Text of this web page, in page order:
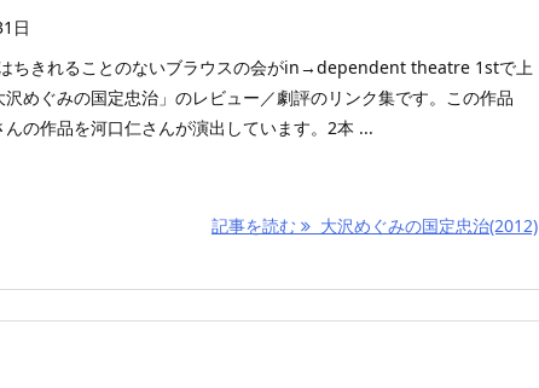
日
ちきれることのないブラウスの会がin→dependent theatre 1stで上
めぐみの国定忠治」のレビュー／劇評のリンク集です。この作品
んの作品を河口仁さんが演出しています。2本 ...
記事を読む 大沢めぐみの国定忠治(2012)